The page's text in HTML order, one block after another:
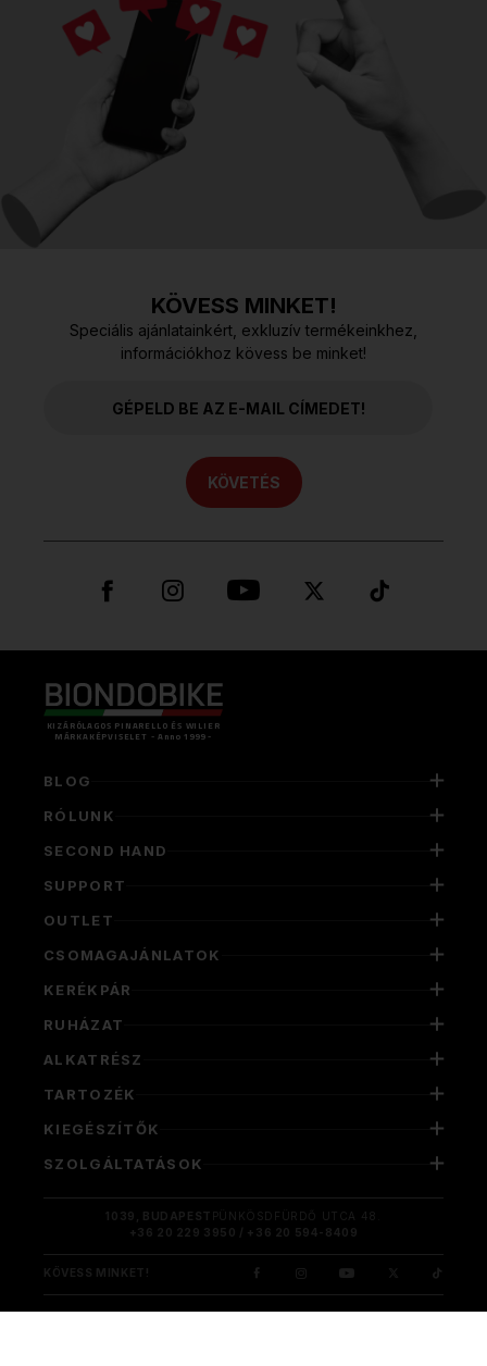
KÖVESS MINKET!
Speciális ajánlatainkért, exkluzív termékeinkhez,
információkhoz kövess be minket!
KÖVETÉS
KIZÁRÓLAGOS PINARELLO ÉS WILIER
MÁRKAKÉPVISELET - Anno 1999 -
BLOG
RÓLUNK
SECOND HAND
SUPPORT
OUTLET
CSOMAGAJÁNLATOK
KERÉKPÁR
RUHÁZAT
ALKATRÉSZ
TARTOZÉK
KIEGÉSZÍTŐK
SZOLGÁLTATÁSOK
1039, BUDAPEST
PÜNKÖSDFÜRDŐ UTCA 48.
+36 20 229 3950 / +36 20 594-8409
KÖVESS MINKET!